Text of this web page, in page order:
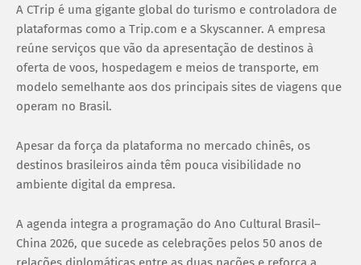
A CTrip é uma gigante global do turismo e controladora de
plataformas como a Trip.com e a Skyscanner. A empresa
reúne serviços que vão da apresentação de destinos à
oferta de voos, hospedagem e meios de transporte, em
modelo semelhante aos dos principais sites de viagens que
operam no Brasil.
Apesar da força da plataforma no mercado chinês, os
destinos brasileiros ainda têm pouca visibilidade no
ambiente digital da empresa.
A agenda integra a programação do Ano Cultural Brasil–
China 2026, que sucede as celebrações pelos 50 anos de